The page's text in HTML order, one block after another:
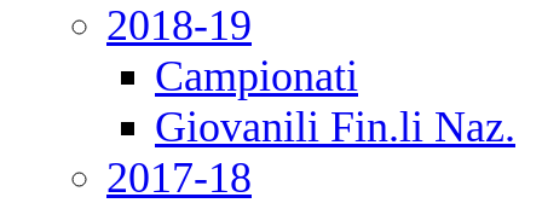
2018-19
Campionati
Giovanili Fin.li Naz.
2017-18